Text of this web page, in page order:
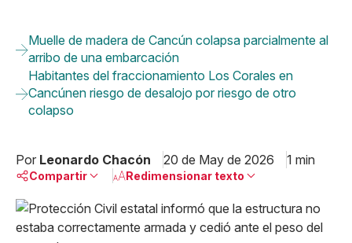
Muelle de madera de Cancún colapsa parcialmente al
arribo de una embarcación
Habitantes del fraccionamiento Los Corales en
Cancúnen riesgo de desalojo por riesgo de otro
colapso
Por Leonardo Chacón 20 de May de 2026 1 min
Compartir
Linkedin
Redimensionar texto
Pequeño
Mediano